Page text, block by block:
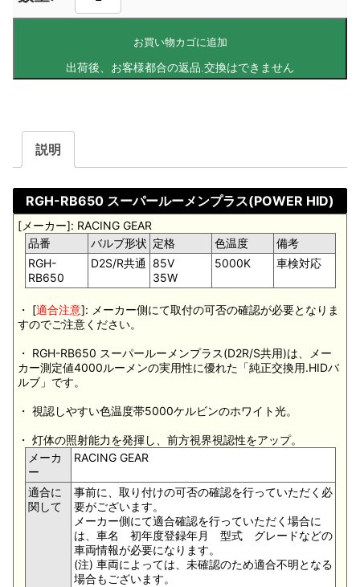
お買い物カゴに追加
説明
RGH-RB650 スーパールーメンプラス(POWER HID)
[メーカー]: RACING GEAR
品番
バルブ形状 定格 色温度
備考
RGH-
RB650
D2S/R共通 85V
35W
5000K 車検対応
・ [適合注意]: メーカー側にて取付の可否の確認が必要となりま
すのでご注意ください。
・ RGH-RB650 スーパールーメンプラス(D2R/S共用)は、メー
カー測定値4000ルーメンの実用性に優れた「純正交換用.HIDバ
ルブ」です。
・ 視認しやすい色温度帯5000ケルビンのホワイト光。
・ 灯体の照射能力を発揮し、前方視界視認性をアップ。
メーカ
ー
RACING GEAR
適合に
関して
事前に、取り付けの可否の確認を行っていただく必
要がございます。
メーカー側にて適合確認を行っていただく場合に
は、車名 初年度登録年月 型式 グレードなどの
車両情報が必要になります。
(注) 車両によっては、未確認のため適合不明となる
場合もございます。